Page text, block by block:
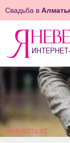
Свадьба в Алматы